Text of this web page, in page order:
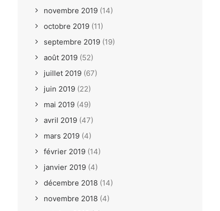
novembre 2019 (14)
octobre 2019 (11)
septembre 2019 (19)
août 2019 (52)
juillet 2019 (67)
juin 2019 (22)
mai 2019 (49)
avril 2019 (47)
mars 2019 (4)
février 2019 (14)
janvier 2019 (4)
décembre 2018 (14)
novembre 2018 (4)